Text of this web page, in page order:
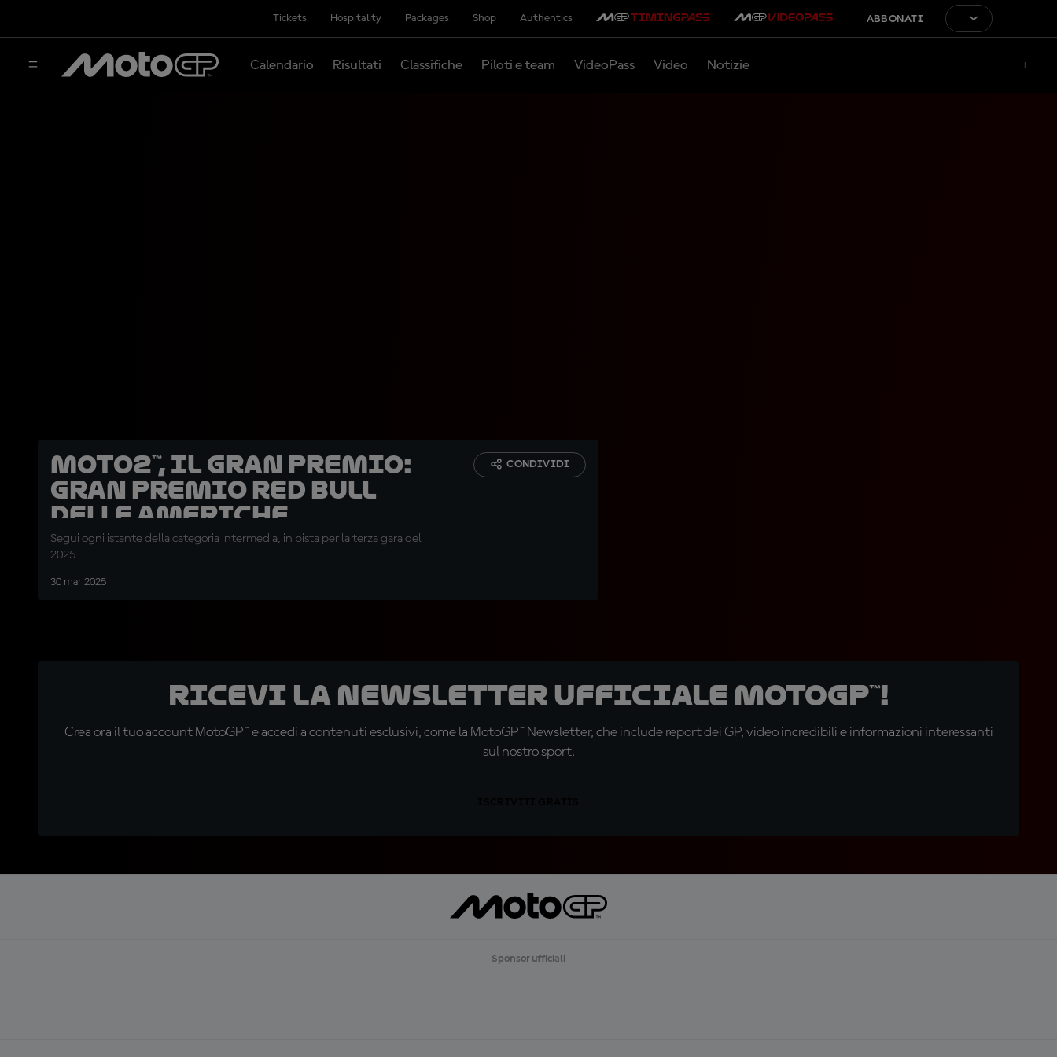
Tickets Hospitality Packages Shop Authentics ABBONATI
Calendario Risultati Classifiche Piloti e team VideoPass Video Notizie
Moto2™, il Gran Premio:
Gran Premio Red Bull
delle Americhe
Segui ogni istante della categoria intermedia, in pista per la terza gara del
2025
30 mar 2025
CONDIVIDI
Ricevi la newsletter ufficiale MotoGP™!
Crea ora il tuo account MotoGP™ e accedi a contenuti esclusivi, come la MotoGP™ Newsletter, che include report dei GP, video incredibili e informazioni interessanti
sul nostro sport.
Sponsor ufficiali